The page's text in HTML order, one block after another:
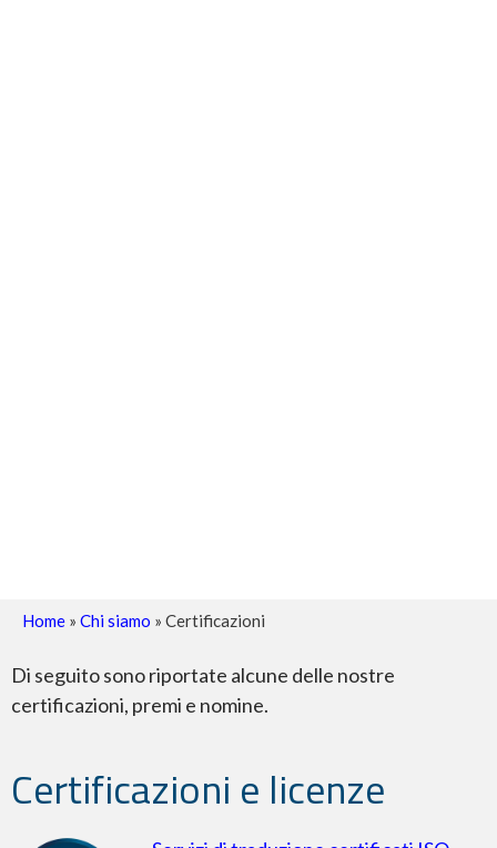
Home » Chi siamo » Certificazioni
Di seguito sono riportate alcune delle nostre
certificazioni, premi e nomine.
Certificazioni e licenze